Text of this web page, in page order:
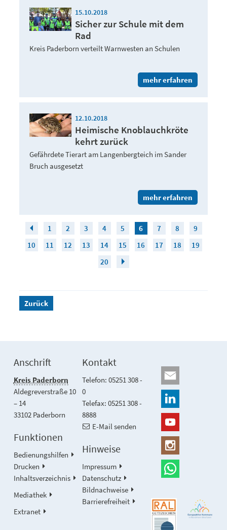
15.10.2018
Sicher zur Schule mit dem
Rad
Kreis Paderborn verteilt Warnwesten an Schulen
mehr erfahren
12.10.2018
Heimische Knoblauchkröte
kehrt zurück
Gefährdete Tierart am Langenbergteich im Sander
Bruch ausgesetzt
mehr erfahren
1 2 3 4 5 6 7 8
9
10
11 12 13 14 15 16 17 18
19
20
Zurück
Anschrift
Kreis Paderborn
Aldegreverstraße 10
– 14
33102 Paderborn
Kontakt
Telefon: 05251 308 -
0
Telefax: 05251 308 -
8888
E-Mail senden
Funktionen
Bedienungshilfen
Drucken
Inhaltsverzeichnis
Mediathek
Extranet
Hinweise
Impressum
Datenschutz
Bildnachweise
Barrierefreiheit